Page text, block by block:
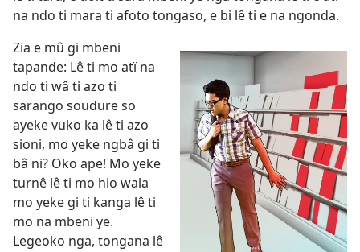
na ndo ti mara ti afoto tongaso, e bi lê ti e na ngonda.
Zia e mû gi mbeni
tapande: Lê ti mo atï na
ndo ti wâ ti azo ti
sarango soudure so
ayeke vuko ka lê ti azo
sioni, mo yeke ngbâ gi ti
bâ ni? Oko ape! Mo yeke
turnê lê ti mo hio wala
mo yeke gi ti kanga lê ti
mo na mbeni ye.
Legeoko nga, tongana lê